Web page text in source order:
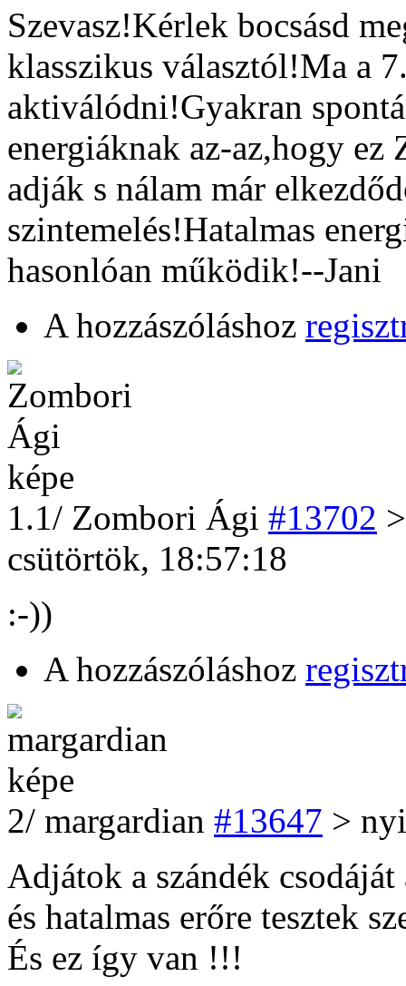
Szevasz!Kérlek bocsásd
klasszikus választól!Ma a
aktiválódni!Gyakran
energiáknak az-az,hogy
adják s nálam már
szintemelés!Hatalmas
hasonlóan működik!--Jani
A hozzászóláshoz
1.1/ Zombori Ági #13702
csütörtök, 18:57:18
:-))
A hozzászóláshoz
2/ margardian #13647 >
Adjátok a szándék
és hatalmas erőre tesztek
És ez így van !!!